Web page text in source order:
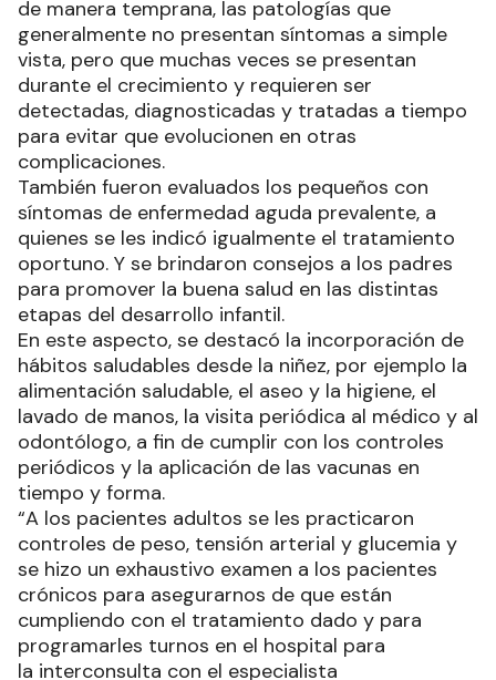
de manera temprana, las patologías que
generalmente no presentan síntomas a simple
vista, pero que muchas veces se presentan
durante el crecimiento y requieren ser
detectadas, diagnosticadas y tratadas a tiempo
para evitar que evolucionen en otras
complicaciones.
También fueron evaluados los pequeños con
síntomas de enfermedad aguda prevalente, a
quienes se les indicó igualmente el tratamiento
oportuno. Y se brindaron consejos a los padres
para promover la buena salud en las distintas
etapas del desarrollo infantil.
En este aspecto, se destacó la incorporación de
hábitos saludables desde la niñez, por ejemplo la
alimentación saludable, el aseo y la higiene, el
lavado de manos, la visita periódica al médico y al
odontólogo, a fin de cumplir con los controles
periódicos y la aplicación de las vacunas en
tiempo y forma.
“A los pacientes adultos se les practicaron
controles de peso, tensión arterial y glucemia y
se hizo un exhaustivo examen a los pacientes
crónicos para asegurarnos de que están
cumpliendo con el tratamiento dado y para
programarles turnos en el hospital para
la interconsulta con el especialista